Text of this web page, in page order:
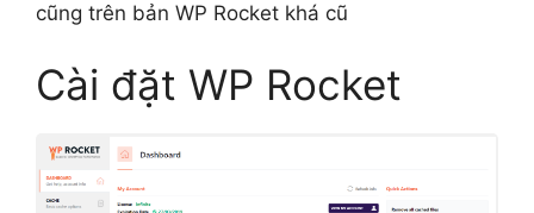
cũng trên bản WP Rocket khá cũ
Cài đặt WP Rocket